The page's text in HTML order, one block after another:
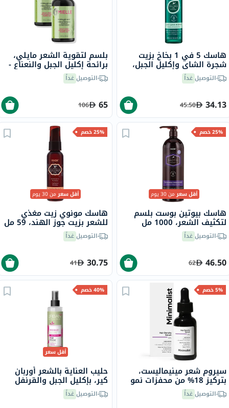
هاسك 5 في 1 بخاخ بزيت
شجرة الشاي وإكليل الجبل،
175 ملالتوصيلغداً
34.13
45.50
بلسم لتقوية الشعر مايلي،
برائحة إكليل الجبل والنعناع -
2 × 355 مل التوصيلغداً
65
106
25% خصم
أقل سعرمن 30 يوم
هاسك بيوتين بوست بلسم
لتكثيف الشعر، 1000 مل
التوصيلغداً
46.50
62
25% خصم
أقل سعرمن 30 يوم
هاسك مونوي زيت مغذي
للشعر بزيت جوز الهند، 59 مل
التوصيلغداً
30.75
41
5% خصم
سيروم شعر مينيماليست،
بتركيز 18% من محفزات نمو
الشعر، 30 مل
التوصيلغداً
40% خصم
أقل سعر
حليب العناية بالشعر أوربان
كير، بإكليل الجبل والقرنفل
للشعر الضعيف 200 مل
التوصيلغداً